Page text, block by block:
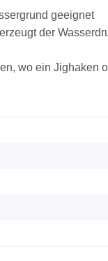
geeignet
der
wo ein